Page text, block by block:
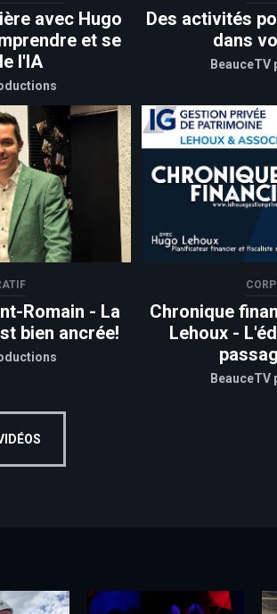
avec Hugo
et se
l'IA
Des activités
dans
Romain - La
bien ancrée!
Chronique
Lehoux -